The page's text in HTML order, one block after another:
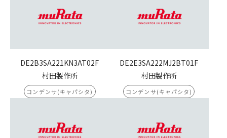
DE2B3SA221KN3AT02F
村田製作所
コンデンサ(キャパシタ)
DE2E3SA222MJ2BT01F
村田製作所
コンデンサ(キャパシタ)